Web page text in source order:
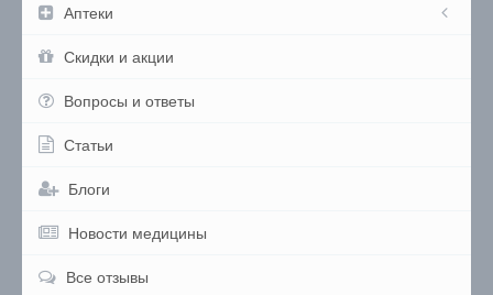
Аптеки
Скидки и акции
Вопросы и ответы
Статьи
Блоги
Новости медицины
Все отзывы